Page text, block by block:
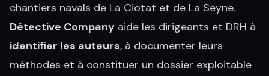
chantiers navals de La Ciotat et de La Seyne.
Détective Company aide les dirigeants et DRH à
identifier les auteurs, à documenter leurs
méthodes et à constituer un dossier exploitable